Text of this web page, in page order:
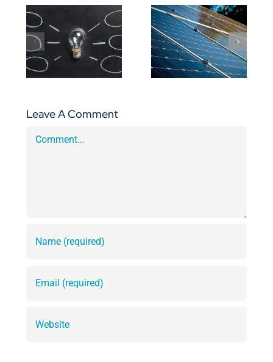
Solar Panels
On A Small
Budget
Are There
Other
Affordable
Options?
Leave A Comment
Comment